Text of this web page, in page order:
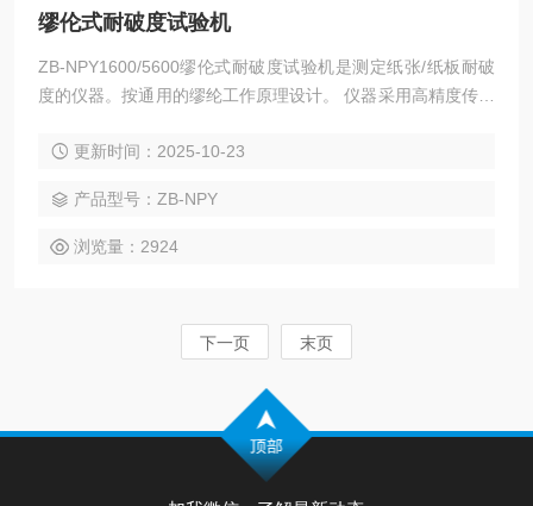
缪伦式耐破度试验机
ZB-NPY1600/5600缪伦式耐破度试验机是测定纸张/纸板耐破
度的仪器。按通用的缪纶工作原理设计。 仪器采用高精度传感
处理功能，可直接得出各项数据的统计结果，并能自动复位，
更新时间：2025-10-23
产品型号：ZB-NPY
浏览量：2924
下一页 末页